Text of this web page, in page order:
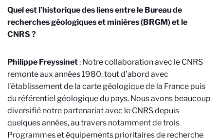
Quel est l’historique des liens entre le Bureau de
recherches géologiques et minières (BRGM) et le
CNRS?
Philippe Freyssinet: Notre collaboration avec le CNRS
remonte aux années 1980, tout d’abord avec
l’établissement de la carte géologique de la France puis
du référentiel géologique du pays. Nous avons beaucoup
diversifié notre partenariat avec le CNRS depuis
quelques années, au travers notamment de trois
Programmes et équipements prioritaires de recherche